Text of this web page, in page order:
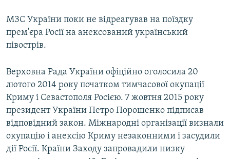
МЗС України поки не відреагував на поїздку
прем'єра Росії на анексований український
півострів.
Верховна Рада України офіційно оголосила 20
лютого 2014 року початком тимчасової окупації
Криму і Севастополя Росією. 7 жовтня 2015 року
президент України Петро Порошенко підписав
відповідний закон. Міжнародні організації визнали
окупацію і анексію Криму незаконними і засудили
дії Росії. Країни Заходу запровадили низку